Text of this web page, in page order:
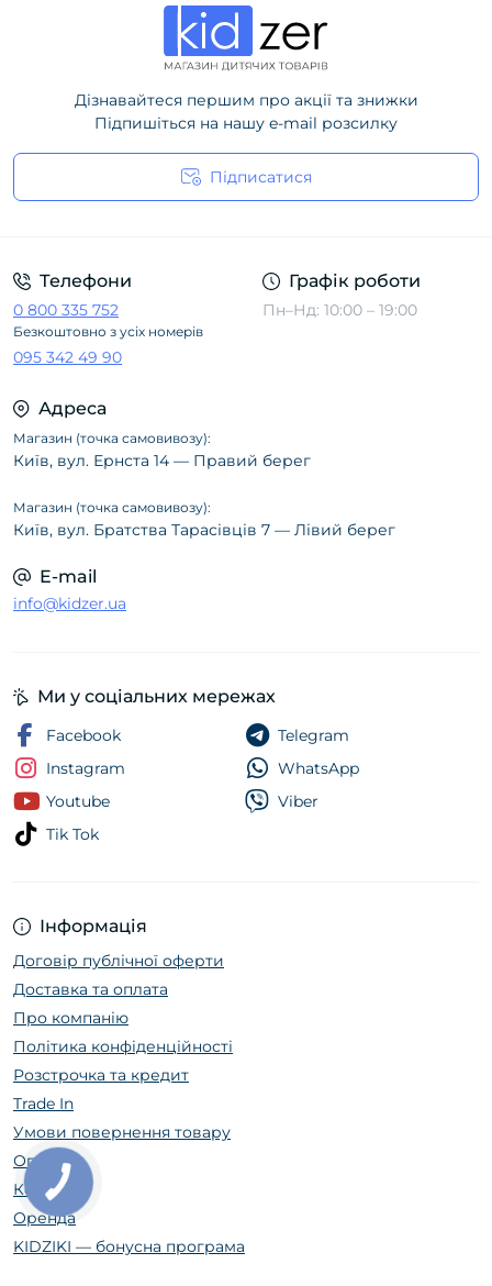
Дізнавайтеся першим про акції та знижки
Підпишіться на нашу e-mail розсилку
Підписатися
Телефони
0 800 335 752
Безкоштовно з усіх номерів
095 342 49 90
Графік роботи
Пн–Нд: 10:00 – 19:00
Адреса
Магазин (точка самовивозу):
Київ, вул. Ернста 14 — Правий берег
Магазин (точка самовивозу):
Київ, вул. Братства Тарасівців 7 — Лівий берег
E-mail
info@kidzer.ua
Інформація
Договір публічної оферти
Доставка та оплата
Про компанію
Політика конфіденційності
Розстрочка та кредит
Trade In
Умови повернення товару
Огляди
Контакти
Оренда
KIDZIKI — бонусна програма
Ми у соціальних мережах
Facebook
Instagram
Youtube
Tik Tok
Telegram
WhatsApp
Viber